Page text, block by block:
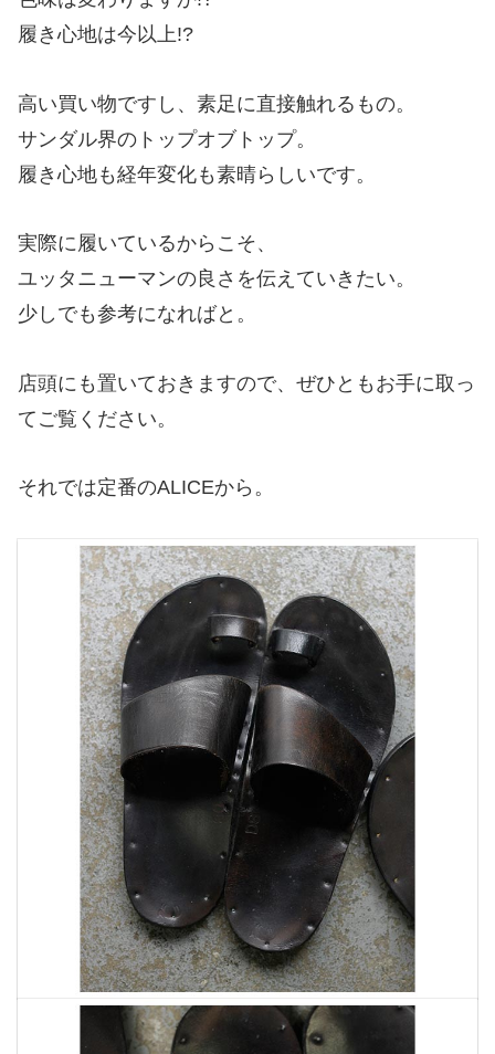
履き心地は今以上!?
高い買い物ですし、素足に直接触れるもの。
サンダル界のトップオブトップ。
履き心地も経年変化も素晴らしいです。
実際に履いているからこそ、
ユッタニューマンの良さを伝えていきたい。
少しでも参考になればと。
店頭にも置いておきますので、ぜひともお手に取っ
てご覧ください。
それでは定番のALICEから。